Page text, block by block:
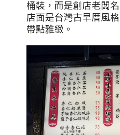
桶裝，而是創店老闆
店面是台灣古早厝風
帶點雅緻。